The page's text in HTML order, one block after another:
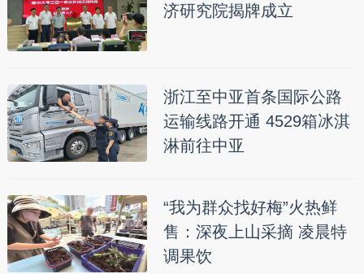
济研究院揭牌成立
浙江至中亚首条国际公路
运输线路开通 4529箱冰淇
淋前往中亚
“我为群众找好梅”火热鲜
售：深夜上山采摘 凌晨特
调果饮